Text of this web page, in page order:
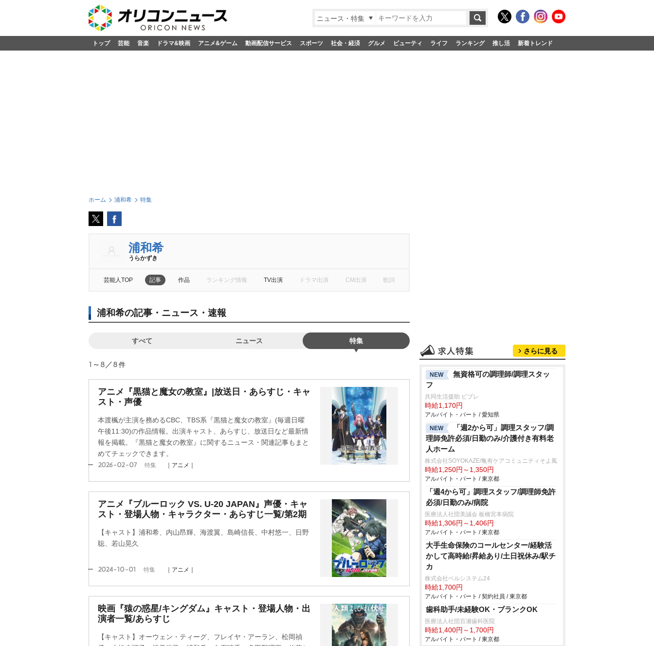
ニュース・特集
トップ 芸能 音楽 ドラマ&映画 アニメ&ゲーム 動画配信サービス スポーツ 社会・経済 グルメ ビューティ ライフ ランキング 推し活 新着トレンド
ホーム 浦和希 特集
浦和希
うらかずき
芸能人TOP 記事 作品 ランキング情報 TV出演 ドラマ出演 CM出演 歌詞
浦和希の記事・ニュース・速報
すべて ニュース 特集
1～8／8件
アニメ『黒猫と魔女の教室』|放送日・あらすじ・キャ
スト・声優
本渡楓が主演を務めるCBC、TBS系『黒猫と魔女の教室』(毎週日曜
午後11:30)の作品情報。出演キャスト、あらすじ、放送日など最新情
報を掲載。『黒猫と魔女の教室』に関するニュース・関連記事もまと
めてチェックできます。
2026-02-07 特集 ｜アニメ｜
アニメ『ブルーロック VS. U-20 JAPAN』声優・キャ
スト・登場人物・キャラクター・あらすじ一覧/第2期
【キャスト】浦和希、内山昂輝、海渡翼、島崎信長、中村悠一、日野
聡、若山晃久
2024-10-01 特集 ｜アニメ｜
映画『猿の惑星/キングダム』キャスト・登場人物・出
演者一覧/あらすじ
【キャスト】オーウェン・ティーグ、フレイヤ・アーラン、松岡禎
さらに見る
NEW
無資格可の調理師/調理スタッ
フ
共同生活援助 ビブレ
時給1,170円
アルバイト・パート / 愛知県
NEW
「週2から可」調理スタッフ/調
理師免許必須/日勤のみ/介護付き有料老
人ホーム
株式会社SOYOKAZE/亀有ケアコミュニティそよ風
時給1,250円～1,350円
アルバイト・パート / 東京都
「週4から可」調理スタッフ/調理師免許
必須/日勤のみ/病院
医療法人社団美誠会 板橋宮本病院
時給1,306円～1,406円
アルバイト・パート / 東京都
大手生命保険のコールセンター/経験活
かして高時給/昇給あり/土日祝休み/駅チ
カ
株式会社ベルシステム24
時給1,700円
アルバイト・パート / 契約社員 / 東京都
歯科助手/未経験OK・ブランクOK
医療法人社団百瀬歯科医院
時給1,400円～1,700円
アルバイト・パート / 東京都